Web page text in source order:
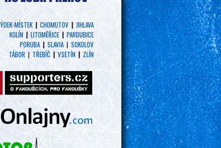
MÍSTEK| CHOMUTOV | JIHLAVA
KOLÍN | LITOMĚŘICE | PARDUBICE
PORUBA | SLAVIA | SOKOLOV
TÁBOR | TŘEBÍČ | VSETÍN | ZLÍN